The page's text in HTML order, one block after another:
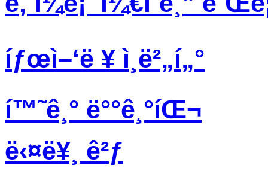
íƒœì–‘ë ¥ ì¸ë²„í„°
í™˜ê¸° ë°°ê¸°íŒ¬
ë‹¤ë¥¸ ê²ƒ